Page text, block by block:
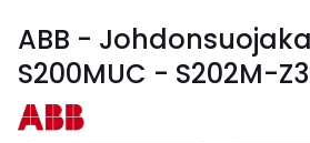
ABB -
S200MUC - S202M-